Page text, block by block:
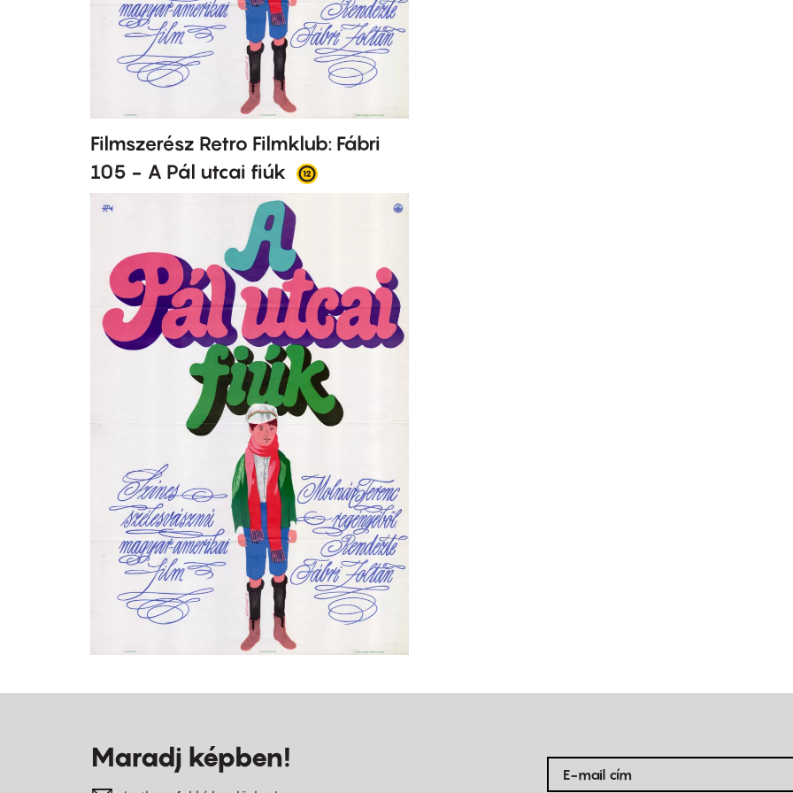
Filmszerész Retro Filmklub: Fábri
105 - A Pál utcai fiúk
Maradj képben!